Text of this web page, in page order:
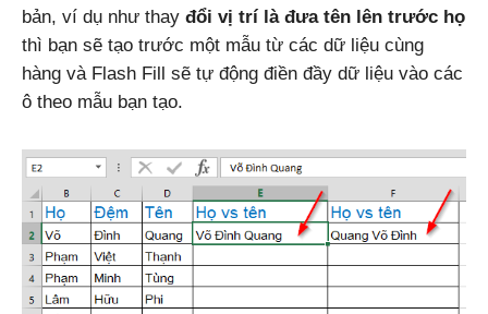
bản, ví dụ như thay đổi vị trí là đưa tên lên trước họ
thì bạn sẽ tạo trước một mẫu từ các dữ liệu cùng
hàng và Flash Fill sẽ tự động điền đầy dữ liệu vào các
ô theo mẫu bạn tạo.